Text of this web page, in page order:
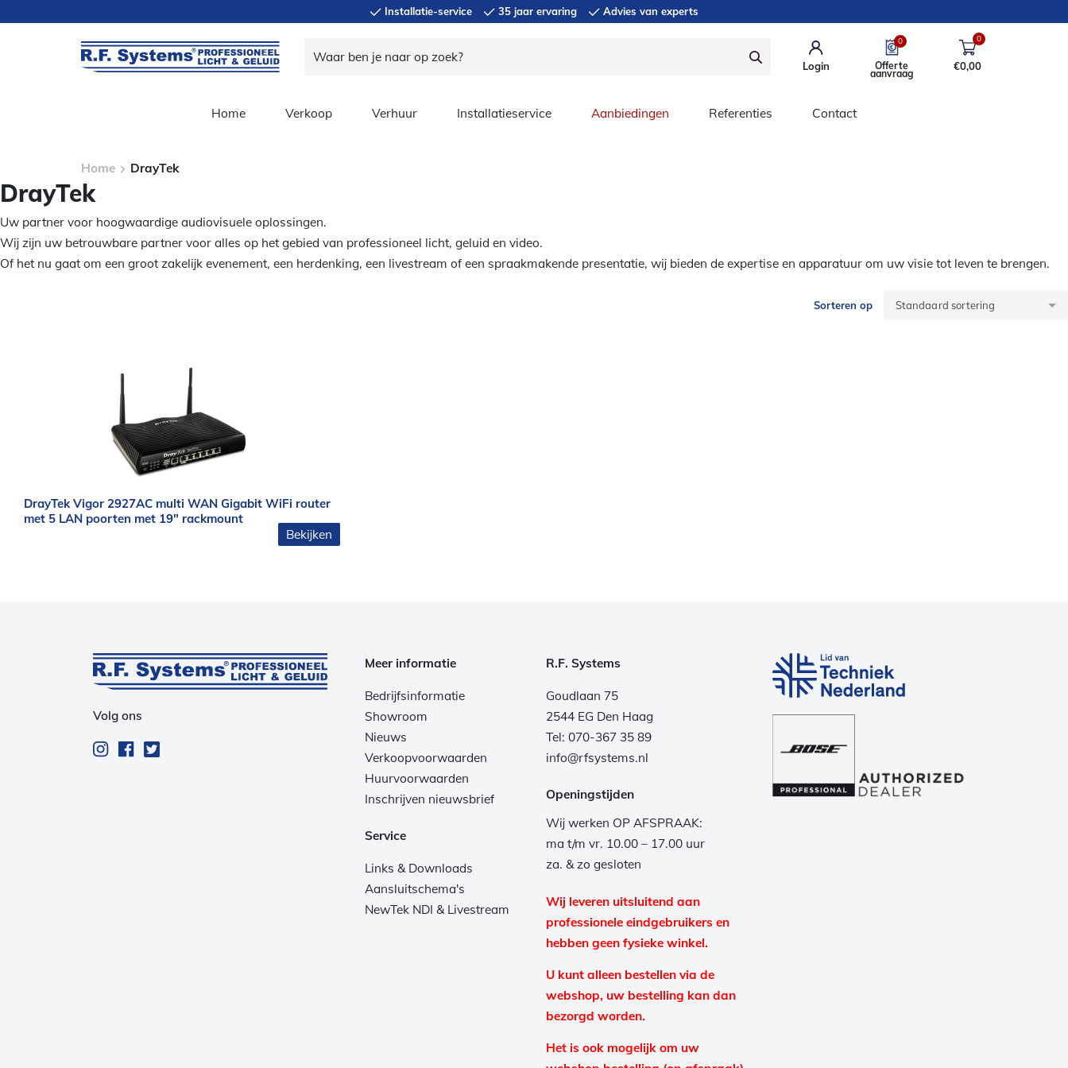
Installatie-service 35 jaar ervaring Advies van experts
Login
0
Offerte
aanvraag
0
€0,00
Home Verkoop Verhuur Installatieservice Aanbiedingen Referenties Contact
Home DrayTek
DrayTek
Uw partner voor hoogwaardige audiovisuele oplossingen.
Wij zijn uw betrouwbare partner voor alles op het gebied van professioneel licht, geluid en video.
Of het nu gaat om een groot zakelijk evenement, een herdenking, een livestream of een spraakmakende presentatie, wij bieden de expertise en apparatuur om uw visie tot leven te brengen.
Sorteren op
DrayTek Vigor 2927AC multi WAN Gigabit WiFi router
met 5 LAN poorten met 19″ rackmount
Bekijken
Volg ons
Meer informatie
Bedrijfsinformatie
Showroom
Nieuws
Verkoopvoorwaarden
Huurvoorwaarden
Inschrijven nieuwsbrief
Service
Links & Downloads
Aansluitschema's
NewTek NDI & Livestream
R.F. Systems
Goudlaan 75
2544 EG Den Haag
Tel: 070-367 35 89
info@rfsystems.nl
Openingstijden
Wij werken OP AFSPRAAK:
ma t/m vr. 10.00 – 17.00 uur
za. & zo gesloten
Wij leveren uitsluitend aan
professionele eindgebruikers en
hebben geen fysieke winkel.
U kunt alleen bestellen via de
webshop, uw bestelling kan dan
bezorgd worden.
Het is ook mogelijk om uw